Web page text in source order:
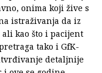
onima koji žive s
istraživanja da iz
kao što i pacijent
tako i GfK-
detaljnije